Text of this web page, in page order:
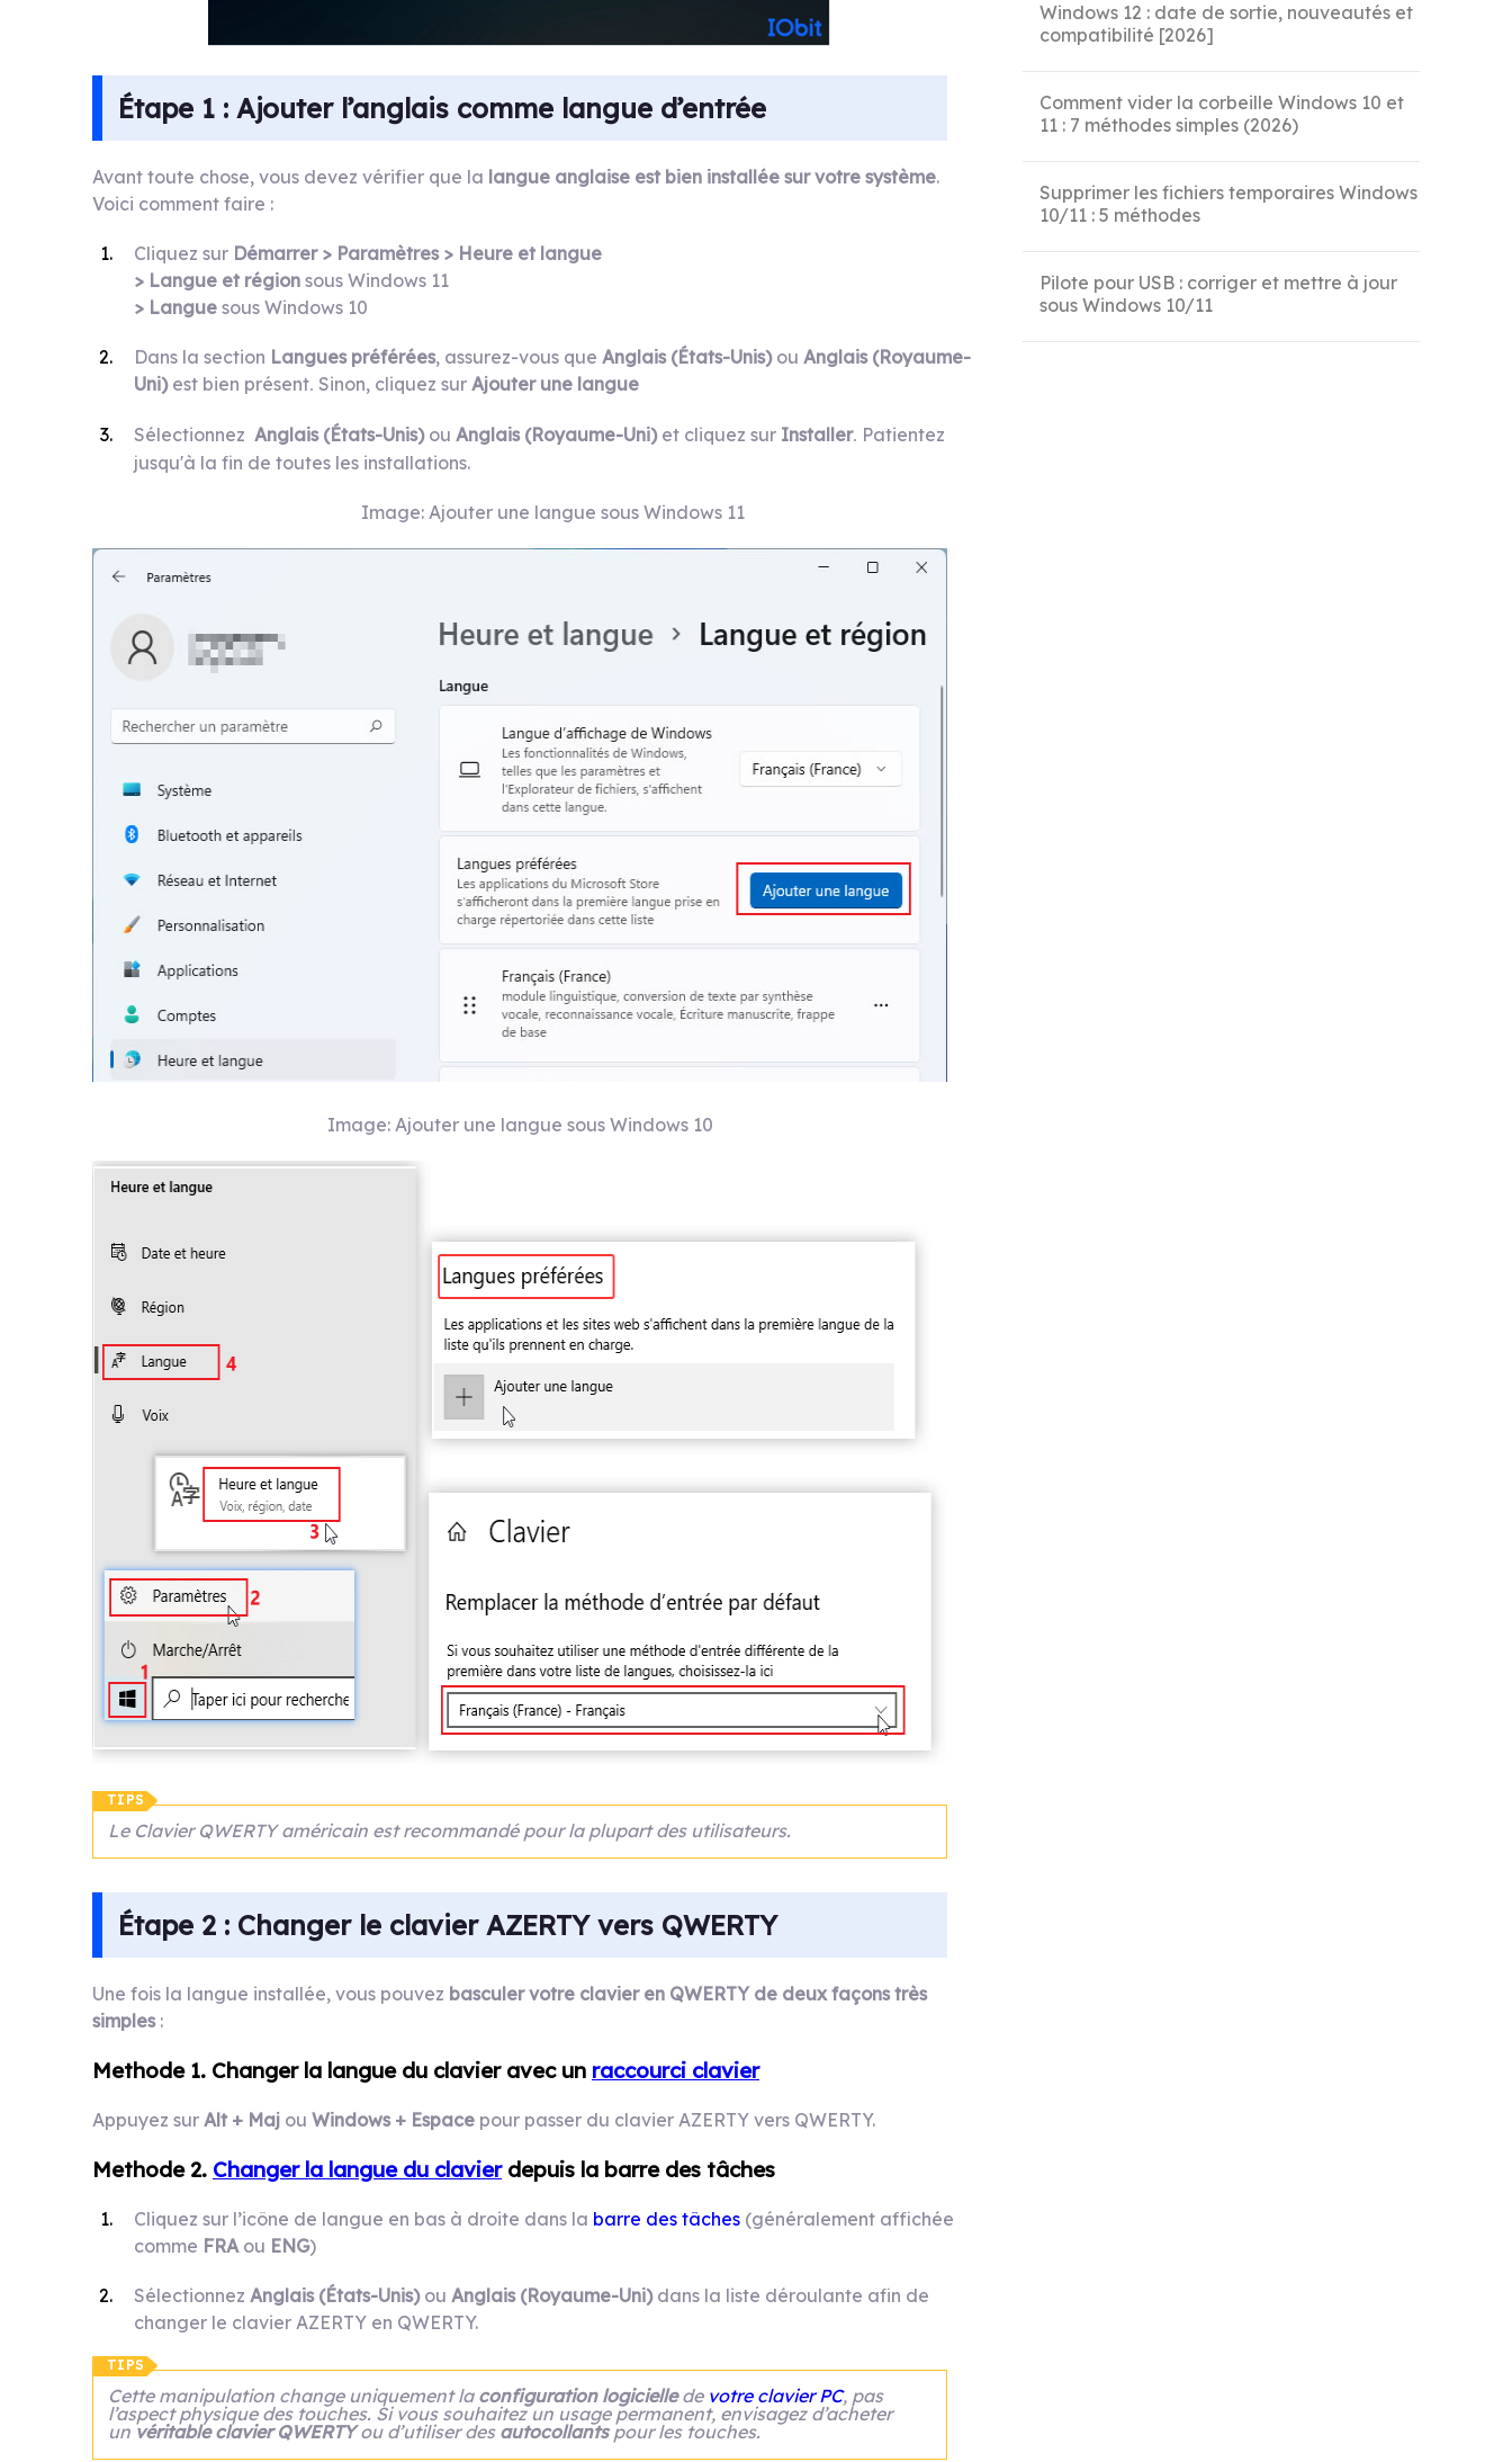
Étape 1 : Ajouter l’anglais comme langue d’entrée
Avant toute chose, vous devez vérifier que la langue anglaise est bien installée sur votre système.
Voici comment faire :
Cliquez sur Démarrer > Paramètres > Heure et langue
> Langue et région sous Windows 11
> Langue sous Windows 10
Dans la section Langues préférées, assurez-vous que Anglais (États-Unis)ou Anglais (Royaume-
Uni)est bien présent. Sinon, cliquez sur Ajouter une langue
Sélectionnez Anglais (États-Unis)ou Anglais (Royaume-Uni)et cliquez sur Installer. Patientez
jusqu'à la fin de toutes les installations.
Image: Ajouter une langue sous Windows 11
Image: Ajouter une langue sous Windows 10
TIPS
Le Clavier QWERTY américain est recommandé pour la plupart des utilisateurs.
Étape 2 : Changer le clavier AZERTY vers QWERTY
Une fois la langue installée, vous pouvez basculer votre clavier en QWERTY de deux façons très
simples:
Methode 1. Changer la langue du clavieravec un raccourci clavier
Appuyez sur Alt + Maj ou Windows + Espace pour passer du clavier AZERTY vers QWERTY.
Methode 2. Changer la langue du clavierdepuis la barre des tâches
Cliquez sur l’icône de langue en bas à droite dans la barre des tâches (généralement affichée
comme FRA ou ENG)
Sélectionnez Anglais (États-Unis)ou Anglais (Royaume-Uni)dans la liste déroulante afin de
changer le clavier AZERTY en QWERTY.
TIPS
Cette manipulation change uniquement la configuration logiciellede votre clavier PC, pas
l’aspect physique des touches. Si vous souhaitez un usage permanent, envisagez d’acheter
un véritable clavier QWERTYou d’utiliser des autocollantspour les touches.
Windows 12 : date de sortie, nouveautés et
compatibilité [2026]
Comment vider la corbeille Windows 10 et
11 : 7 méthodes simples (2026)
Supprimer les fichiers temporaires Windows
10/11 : 5 méthodes
Pilote pour USB : corriger et mettre à jour
sous Windows 10/11